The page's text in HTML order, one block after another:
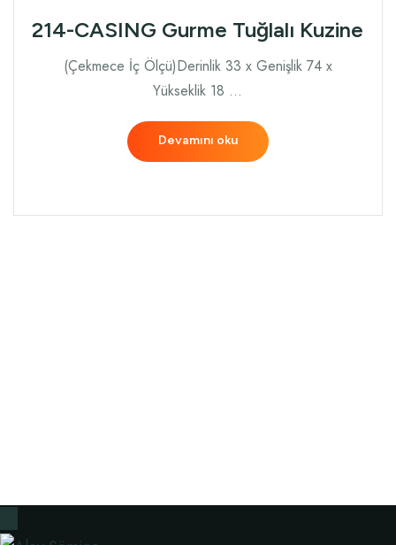
214-CASING Gurme Tuğlalı Kuzine
(Çekmece İç Ölçü)Derinlik 33 x Genişlik 74 x
Yükseklik 18 …
Devamını oku